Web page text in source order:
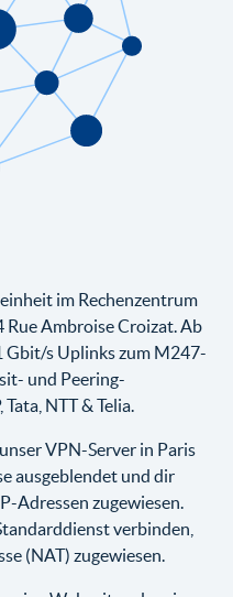
im Rechenzentrum
Rue Ambroise Croizat. Ab
Gbit/s Uplinks zum M247-
und Peering-
NTT & Telia.
VPN-Server in Paris
ausgeblendet und dir
Adressen zugewiesen.
verbinden,
(NAT) zugewiesen.